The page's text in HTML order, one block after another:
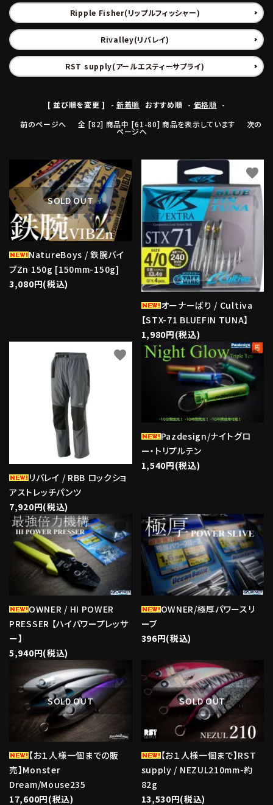
Ripple Fisher(リップルフィッシャー)
Rivalley(リバレイ)
RST supply(アールエスティーサプライ)
[ 並び順を変更 ] -新着順 おすすめ順 - 価格順 -
前のページへ
全 [82] 商品中 [61-80] 商品を表示しています 次の
ページへ
SOLD OUT
NatureBoys / 鉄腕バイ
ブZn 150g [150mm-150g]
3,080円(税込)
favorite
オーナーばり / Cultiva
【STX-71 BLUEFIN TUNA】
1,980円(税込)
favorite
リバレイ / RBB ロックショ
アストレッチパンツ
7,920円(税込)
favorite
Pazdesign/ナイトグロ
ー・トリプルテン
1,540円(税込)
favorite
OWNER / HI POWER
PRESSER 【ハイパワープレッサ
ー】
5,940円(税込)
favorite
OWNER/極厚パワースリ
ーブ
396円(税込)
favorite
SOLD OUT
【お１人様一個までの販
売】Monster
Dream/Mouse235
17,600円(税込)
favorite
SOLD OUT
【お１人様一個まで】RST
supply / NEZUL210mm-約
82g
13,530円(税込)
favorite